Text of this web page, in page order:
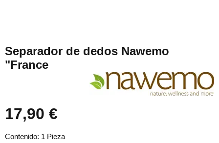
Separador de dedos Nawemo
"France
Precio normal:
17,90 €
Contenido: 1 Pieza